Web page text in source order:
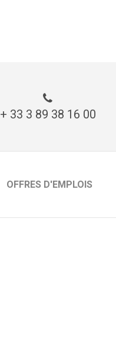
+ 33 3 89 38 16 00
OFFRES D'EMPLOIS